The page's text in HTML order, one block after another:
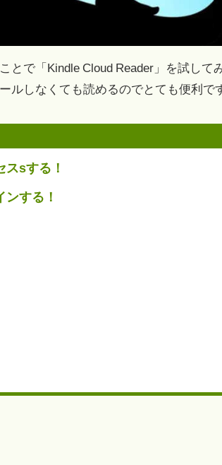
とで「Kindle Cloud Reader」を試して
ルしなくても読めるのでとても便利で
sする！
する！